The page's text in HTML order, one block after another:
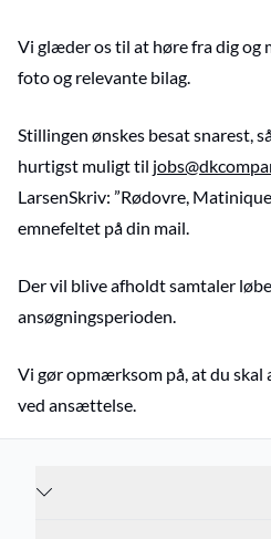
Vi glæder os til at høre fra dig og
foto og relevante bilag.
Stillingen ønskes besat snarest,
hurtigst muligt til
LarsenSkriv: ”Rødovre,
emnefeltet på din mail.
Der vil blive afholdt samtaler
ansøgningsperioden.
Vi gør opmærksom på, at du
ved ansættelse.